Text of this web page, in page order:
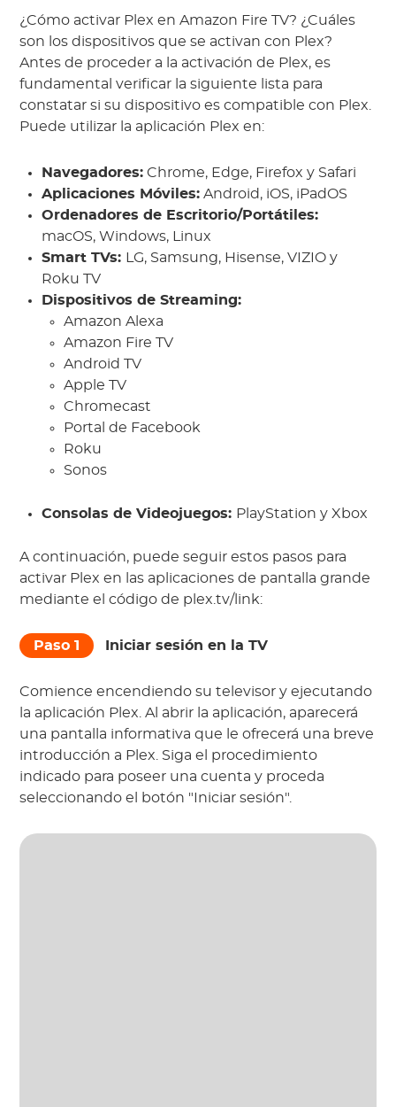
¿Cómo activar Plex en Amazon Fire TV? ¿Cuáles
son los dispositivos que se activan con Plex?
Antes de proceder a la activación de Plex, es
fundamental verificar la siguiente lista para
constatar si su dispositivo es compatible con Plex.
Puede utilizar la aplicación Plex en:
Navegadores: Chrome, Edge, Firefox y Safari
Aplicaciones Móviles: Android, iOS, iPadOS
Ordenadores de Escritorio/Portátiles:
macOS, Windows, Linux
Smart TVs:
LG, Samsung, Hisense, VIZIO y
Roku TV
Dispositivos de Streaming:
Amazon Alexa
Amazon Fire TV
Android TV
Apple TV
Chromecast
Portal de Facebook
Roku
Sonos
Consolas de Videojuegos: PlayStation y Xbox
A continuación, puede seguir estos pasos para
activar Plex en las aplicaciones de pantalla grande
mediante el código de plex.tv/link:
Paso 1 Iniciar sesión en la TV
Comience encendiendo su televisor y ejecutando
la aplicación Plex. Al abrir la aplicación, aparecerá
una pantalla informativa que le ofrecerá una breve
introducción a Plex. Siga el procedimiento
indicado para poseer una cuenta y proceda
seleccionando el botón "Iniciar sesión".